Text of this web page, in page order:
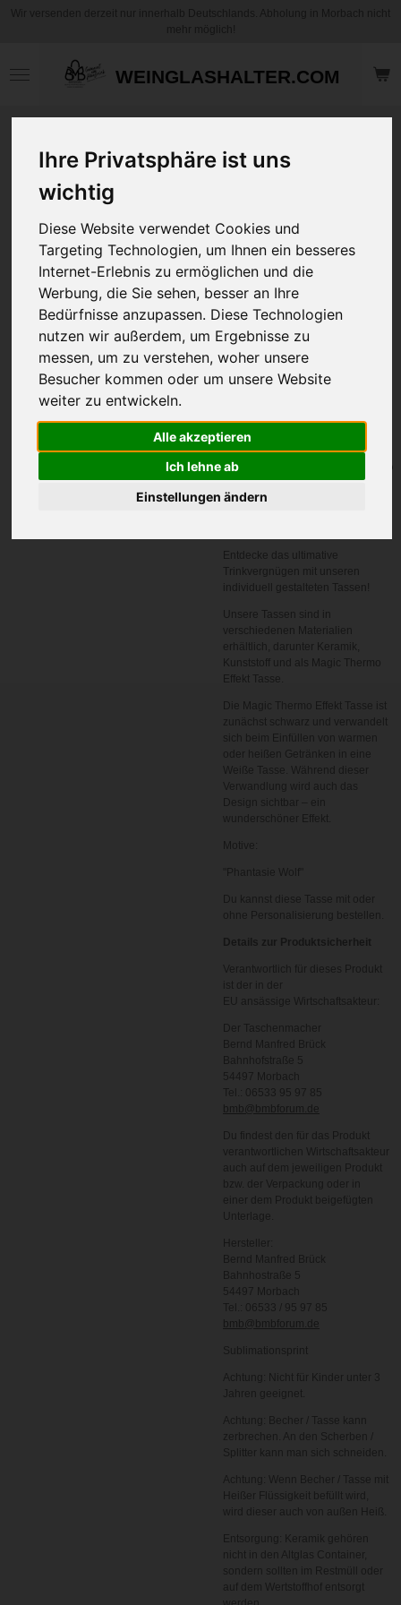
Ihre Privatsphäre ist uns
wichtig
Diese Website verwendet Cookies und
Targeting Technologien, um Ihnen ein besseres
Internet-Erlebnis zu ermöglichen und die
Werbung, die Sie sehen, besser an Ihre
Bedürfnisse anzupassen. Diese Technologien
nutzen wir außerdem, um Ergebnisse zu
messen, um zu verstehen, woher unsere
Besucher kommen oder um unsere Website
weiter zu entwickeln.
Alle akzeptieren
Ich lehne ab
Einstellungen ändern
WEINGLASHALTER.COM
Becher / Tasse -
12,95 €
zzgl. Versandkosten
Art
Ihre Wunschname
Warenkorb
Entdecke das ultimative
Trinkvergnügen mit unseren
individuell gestalteten Tassen!
Unsere Tassen sind in
verschiedenen Materialien
erhältlich, darunter Keramik,
Kunststoff und als Magic Thermo
Effekt Tasse.
Die Magic Thermo Effekt Tasse ist
zunächst schwarz und verwandelt
sich beim Einfüllen von warmen
oder heißen Getränken in eine
Weiße Tasse. Während dieser
Verwandlung wird auch das
Design sichtbar – ein
wunderschöner Effekt.
Motive:
"Phantasie Wolf"
Du kannst diese Tasse mit oder
ohne Personalisierung bestellen.
Details zur Produktsicherheit
Verantwortlich für dieses Produkt
ist der in der
EU ansässige Wirtschaftsakteur:
Der Taschenmacher
Bernd Manfred Brück
Bahnhofstraße 5
54497 Morbach
Tel.: 06533 95 97 85
bmb@bmbforum.de
Du findest den für das Produkt
verantwortlichen Wirtschaftsakteur
auch auf dem jeweiligen Produkt
bzw. der Verpackung oder in
einer dem Produkt beigefügten
Unterlage.
Hersteller:
Bernd Manfred Brück
Bahnhostraße 5
54497 Morbach
Tel.: 06533 / 95 97 85
bmb@bmbforum.de
Sublimationsprint
Achtung: Nicht für Kinder unter 3
Jahren geeignet.
Achtung: Becher / Tasse kann
zerbrechen. An den Scherben /
Splitter kann man sich schneiden.
Achtung: Wenn Becher / Tasse mit
Heißer Flüssigkeit befüllt wird,
wird dieser auch von außen Heiß.
Entsorgung: Keramik gehören
nicht in den Altglas Container,
sondern sollten im Restmüll oder
auf dem Wertstoffhof entsorgt